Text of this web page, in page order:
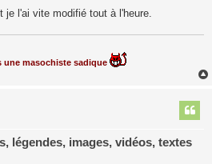
l'ai vite modifié tout à l'heure.
une masochiste sadique
légendes, images, vidéos, textes